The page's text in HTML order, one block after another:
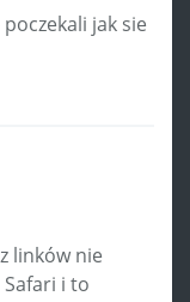
jak sie
linków nie
Safari i to